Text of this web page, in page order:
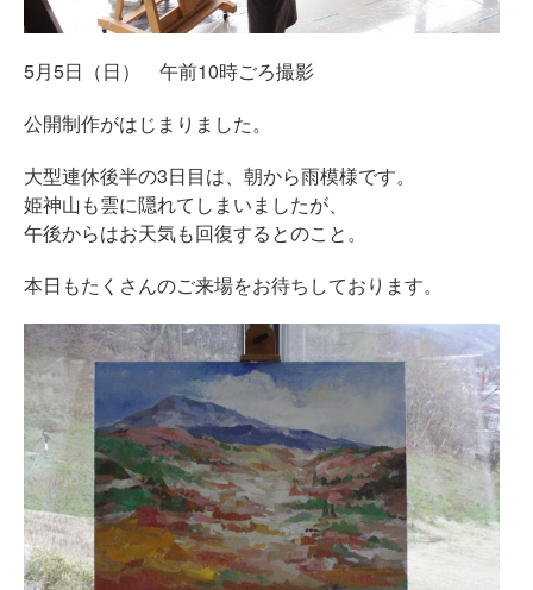
5月5日（日） 午前10時ごろ撮影
公開制作がはじまりました。
大型連休後半の3日目は、朝から雨模様です。
姫神山も雲に隠れてしまいましたが、
午後からはお天気も回復するとのこと。
本日もたくさんのご来場をお待ちしております。